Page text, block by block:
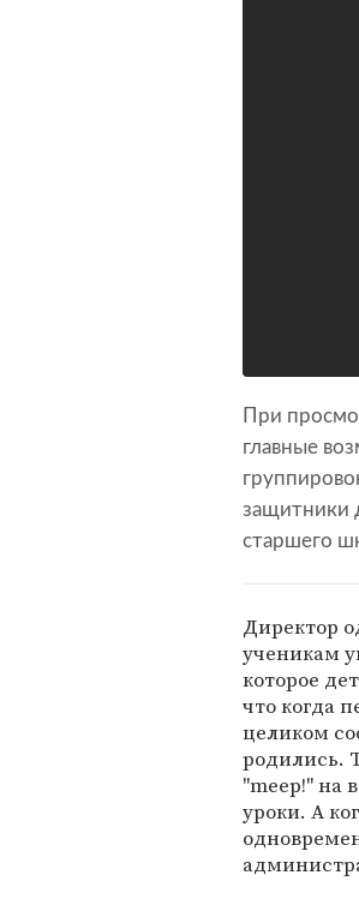
При
главные
защитники
старшего
Директор
ученикам
которое
что когда
целиком
родились.
"meep!" на
уроки. А